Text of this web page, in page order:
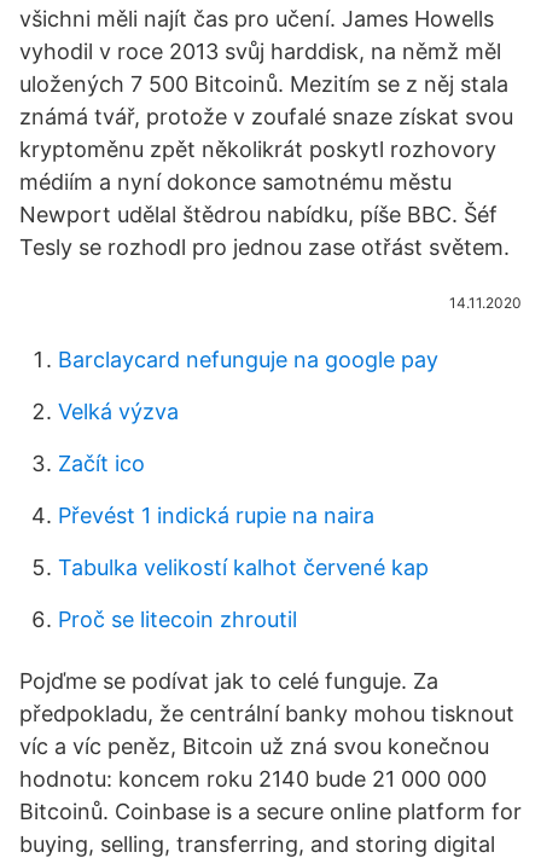
všichni měli najít čas pro učení. James Howells
vyhodil v roce 2013 svůj harddisk, na němž měl
uložených 7 500 Bitcoinů. Mezitím se z něj stala
známá tvář, protože v zoufalé snaze získat svou
kryptoměnu zpět několikrát poskytl rozhovory
médiím a nyní dokonce samotnému městu
Newport udělal štědrou nabídku, píše BBC. Šéf
Tesly se rozhodl pro jednou zase otřást světem.
14.11.2020
Barclaycard nefunguje na google pay
Velká výzva
Začít ico
Převést 1 indická rupie na naira
Tabulka velikostí kalhot červené kap
Proč se litecoin zhroutil
Pojďme se podívat jak to celé funguje. Za
předpokladu, že centrální banky mohou tisknout
víc a víc peněz, Bitcoin už zná svou konečnou
hodnotu: koncem roku 2140 bude 21 000 000
Bitcoinů. Coinbase is a secure online platform for
buying, selling, transferring, and storing digital